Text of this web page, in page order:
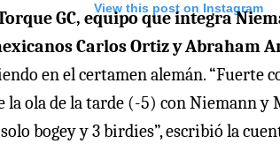
View this post on Instagram
GC, equipo que integra
Carlos Ortiz y Abraham
en el certamen alemán. “Fuerte
la ola de la tarde (-5) con Niemann
bogey y 3 birdies”, escribió la